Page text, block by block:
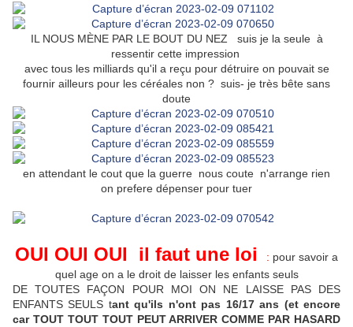
IL NOUS MÈNE PAR LE BOUT DU NEZ suis je la seule à
ressentir cette impression
avec tous les milliards qu'il a reçu pour détruire on pouvait se
fournir ailleurs pour les céréales non ? suis- je très bête sans
doute
en attendant le cout que la guerre nous coute n'arrange rien
on prefere dépenser pour tuer
OUI OUI OUI il faut une loi : pour savoir a
quel age on a le droit de laisser les enfants seuls
DE TOUTES FAÇON POUR MOI ON NE LAISSE PAS DES
ENFANTS SEULS tant qu'ils n'ont pas 16/17 ans (et encore
car TOUT TOUT TOUT PEUT ARRIVER COMME PAR HASARD